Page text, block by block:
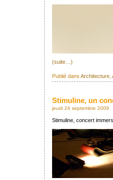
(suite…)
Publié dans Architecture
Stimuline, un
jeudi 24 septembre 2009
Stimuline, concert